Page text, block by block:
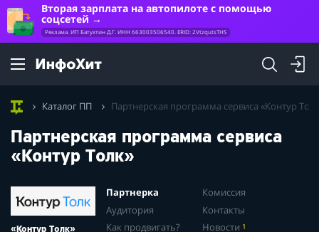
Вторая зарплата на автопилоте с помощью
соцсетей
Реклама. ИП Батухтин Д.Г. ИНН 663003506540. ERID: 2VtzqutsTHS
Каталог ПП Партнерская программа сервиса «Контур
Партнерская программа сервиса
«Контур Толк»
«Контур Толк»
Партнерка
Комиссия
Аудитория
Контакты
Как продвигать?
Новости 1